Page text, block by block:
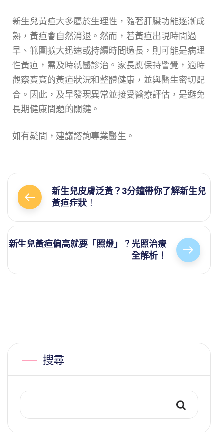
新生兒黃疸大多屬於生理性，隨著肝臟功能逐漸成
熟，黃疸會自然消退。然而，若黃疸出現時間過
早、範圍擴大迅速或持續時間過長，則可能是病理
性黃疸，需及時就醫診治。家長應保持警覺，適時
觀察寶寶的黃疸狀況和整體健康，並與醫生密切配
合。因此，及早發現異常並接受醫療評估，是避免
長期健康問題的關鍵。
如有疑問，建議諮詢專業醫生。
新生兒皮膚泛黃？3分鐘帶你了解新生兒
黃疸症狀！
新生兒黃疸偏高就要「照燈」？光照治療
全解析！
搜尋